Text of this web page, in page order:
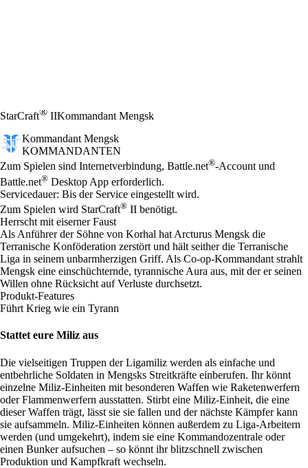
StarCraft® IIKommandant Mengsk
Kommandant Mengsk
KOMMANDANTEN
Preis
Available actions
Zum Spielen sind Internetverbindung, Battle.net®-Account und
Battle.net® Desktop App erforderlich.
Servicedauer: Bis der Service eingestellt wird.
Zum Spielen wird StarCraft® II benötigt.
Herrscht mit eiserner Faust
Als Anführer der Söhne von Korhal hat Arcturus Mengsk die
Terranische Konföderation zerstört und hält seither die Terranische
Liga in seinem unbarmherzigen Griff. Als Co-op-Kommandant strahlt
Mengsk eine einschüchternde, tyrannische Aura aus, mit der er seinen
Willen ohne Rücksicht auf Verluste durchsetzt.
Produkt-Features
Führt Krieg wie ein Tyrann
Stattet eure Miliz aus
Die vielseitigen Truppen der Ligamiliz werden als einfache und
entbehrliche Soldaten in Mengsks Streitkräfte einberufen. Ihr könnt
einzelne Miliz-Einheiten mit besonderen Waffen wie Raketenwerfern
oder Flammenwerfern ausstatten. Stirbt eine Miliz-Einheit, die eine
dieser Waffen trägt, lässt sie sie fallen und der nächste Kämpfer kann
sie aufsammeln. Miliz-Einheiten können außerdem zu Liga-Arbeitern
werden (und umgekehrt), indem sie eine Kommandozentrale oder
einen Bunker aufsuchen – so könnt ihr blitzschnell zwischen
Produktion und Kampfkraft wechseln.